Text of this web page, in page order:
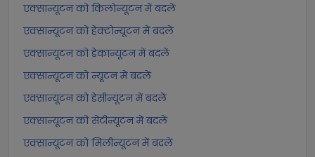
एक्सान्यूटन को किलोन्यूटन में बदलें
एक्सान्यूटन को हेक्टोन्यूटन में बदलें
एक्सान्यूटन को डेकान्यूटन में बदलें
एक्सान्यूटन को न्यूटन में बदलें
एक्सान्यूटन को डेसीन्यूटन में बदलें
एक्सान्यूटन को सेंटीन्यूटन में बदलें
एक्सान्यूटन को मिलीन्यूटन में बदलें